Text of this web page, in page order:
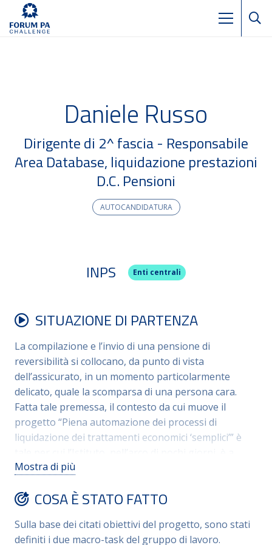
Daniele Russo
Dirigente di 2^ fascia - Responsabile
Area Database, liquidazione prestazioni
D.C. Pensioni
AUTOCANDIDATURA
INPS Enti centrali
SITUAZIONE DI PARTENZA
La compilazione e l’invio di una pensione di
reversibilità si collocano, da punto di vista
dell’assicurato, in un momento particolarmente
delicato, quale la scomparsa di una persona cara.
Fatta tale premessa, il contesto da cui muove il
progetto “Piena automazione dei processi di
liquidazione dei trattamenti economici ‘semplici’” è
conoscenza del decesso di un beneficiario di
dello stesso, come anche della maggior parte delle
domanda di reversibilità.
Mostra di più
COSA È STATO FATTO
Sulla base dei citati obiettivi del progetto, sono stati
definiti i due macro-task del gruppo di lavoro.